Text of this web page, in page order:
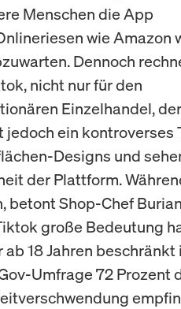
Menschen die App
wie Amazon
Dennoch
nicht nur für den
Einzelhandel, der
ein kontroverses
Designs und
der Plattform.
betont Shop-Chef
große Bedeutung
18 Jahren beschränkt
Umfrage 72 Prozent